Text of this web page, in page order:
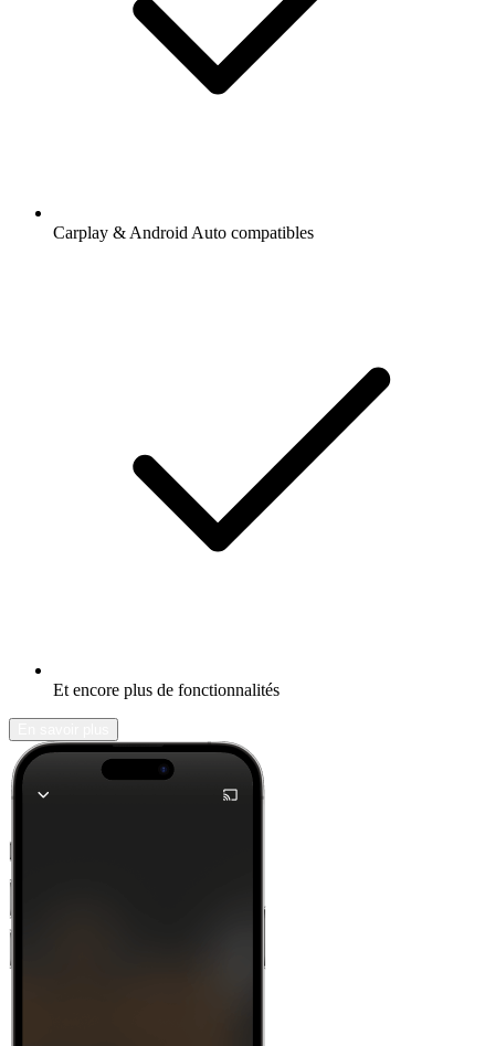
Carplay & Android Auto compatibles
Et encore plus de fonctionnalités